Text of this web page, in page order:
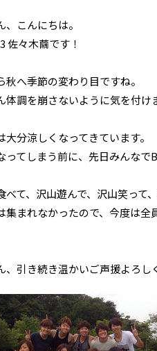
、こんにちは。
佐々木繭です！
秋へ季節の変わり目ですね。
体調を崩さないように気を付け
大分涼しくなってきています。
ってしまう前に、先日みんなで
べて、沢山遊んで、沢山笑って
集まれなかったので、今度は全
、引き続き温かいご声援よろ